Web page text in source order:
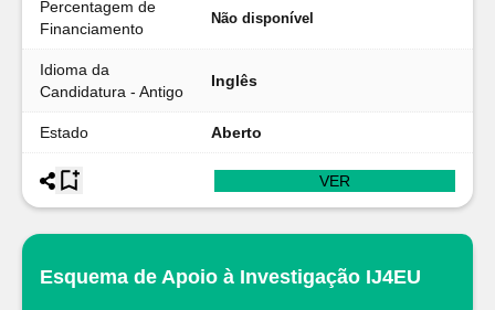
Percentagem de
Financiamento
Não disponível
Idioma da
Candidatura - Antigo
Inglês
Estado Aberto
VER
Esquema de Apoio à Investigação IJ4EU